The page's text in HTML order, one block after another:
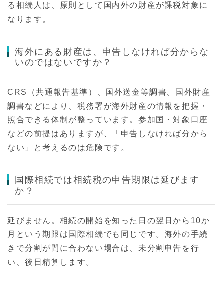
る相続人は、原則として国内外の財産が課税対象に
なります。
海外にある財産は、申告しなければ分からな
いのではないですか？
CRS（共通報告基準）、国外送金等調書、国外財産
調書などにより、税務署が海外財産の情報を把握・
照合できる体制が整っています。参加国・対象口座
などの前提はありますが、「申告しなければ分から
ない」と考えるのは危険です。
国際相続では相続税の申告期限は延びます
か？
延びません。相続の開始を知った日の翌日から10か
月という期限は国際相続でも同じです。海外の手続
きで分割が間に合わない場合は、未分割申告を行
い、後日精算します。